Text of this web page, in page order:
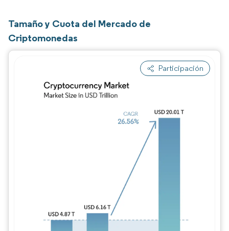
Tamaño y Cuota del Mercado de
Criptomonedas
Participación
Imagen © Mordor Intelligence. El uso